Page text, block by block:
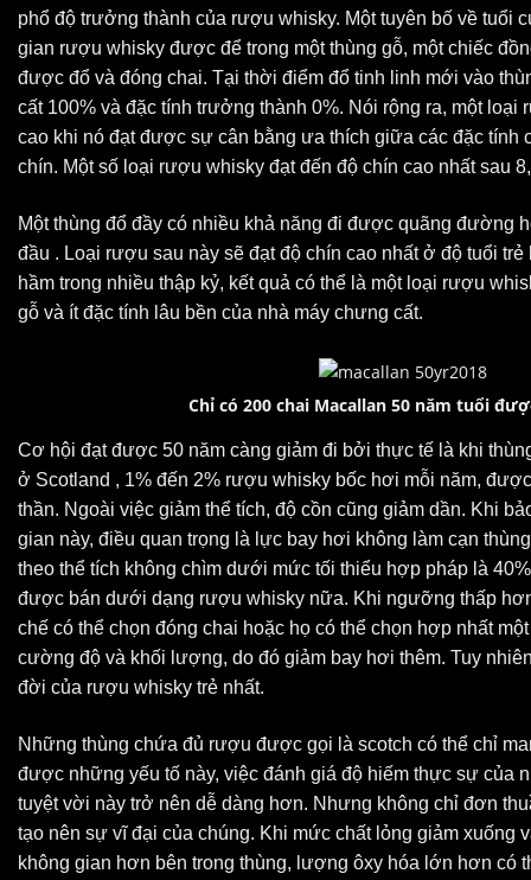
phổ độ trưởng thành của rượu whisky. Một tuyên bố về tuổi
gian rượu whisky được để trong một thùng gỗ, một chiếc
được đổ và đóng chai. Tại thời điểm đổ tinh linh mới vào
cất 100% và đặc tính trưởng thành 0%. Nói rộng ra, một loại
cao khi nó đạt được sự cân bằng ưa thích giữa các đặc tính
chín. Một số loại rượu whisky đạt đến độ chín cao nhất sau
Một thùng đổ đầy có nhiều khả năng đi được quãng đường
đầu . Loại rượu sau này sẽ đạt độ chín cao nhất ở độ tuổi
hầm trong nhiều thập kỷ, kết quả có thể là một loại rượu
gỗ và ít đặc tính lâu bền của nhà máy chưng cất.
Chỉ có 200 chai Macallan 50 năm tuổi
Cơ hội đạt được 50 năm càng giảm đi bởi thực tế là khi
ở Scotland , 1% đến 2% rượu whisky bốc hơi mỗi năm,
thần. Ngoài việc giảm thể tích, độ cồn cũng giảm dần. Khi
gian này, điều quan trọng là lực bay hơi không làm cạn
theo thể tích không chìm dưới mức tối thiểu hợp pháp là
được bán dưới dạng rượu whisky nữa. Khi ngưỡng thấp
chế có thể chọn đóng chai hoặc họ có thể chọn hợp nhất
cường độ và khối lượng, do đó giảm bay hơi thêm. Tuy
đời của rượu whisky trẻ nhất.
Những thùng chứa đủ rượu được gọi là scotch có thể chỉ
được những yếu tố này, việc đánh giá độ hiếm thực sự của
tuyệt vời này trở nên dễ dàng hơn. Nhưng không chỉ đơn
tạo nên sự vĩ đại của chúng. Khi mức chất lỏng giảm xuống
không gian hơn bên trong thùng, lượng ôxy hóa lớn hơn có